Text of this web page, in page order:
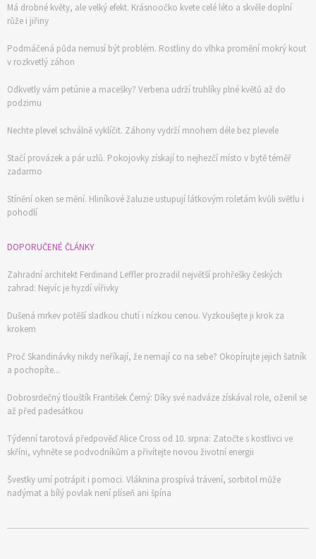
Má drobné květy, ale velký efekt. Krásnoočko kvete celé léto a skvěle doplní
růže i jiřiny
Podmáčená půda nemusí být problém. Rostliny do vlhka promění mokrý kout
v rozkvetlý záhon
Odkvetly vám petúnie a macešky? Verbena udrží truhlíky plné květů až do
podzimu
Nechte plevel schválně vyklíčit. Záhony vydrží mnohem déle bez plevele
Stačí provázek a pár uzlů. Pokojovky získají to nejhezčí místo v bytě téměř
zadarmo
Stínění oken se mění. Hliníkové žaluzie ustupují látkovým roletám kvůli světlu i
pohodlí
DOPORUČENÉ ČLÁNKY
Zahradní architekt Ferdinand Leffler prozradil největší prohřešky českých
zahrad: Nejvíc je hyzdí vířivky
Dušená mrkev potěší sladkou chutí i nízkou cenou. Vyzkoušejte ji krok za
krokem
Proč Skandinávky nikdy neříkají, že nemají co na sebe? Okopírujte jejich šatník
a pochopíte...
Dobrosrdečný tlouštík František Černý: Díky své nadváze získával role, oženil se
až před padesátkou
Týdenní tarotová předpověď Alice Cross od 10. srpna: Zatočte s kostlivci ve
skříni, vyhněte se podvodníkům a přivítejte novou životní energii
Švestky umí potrápit i pomoci. Vláknina prospívá trávení, sorbitol může
nadýmat a bílý povlak není plíseň ani špína